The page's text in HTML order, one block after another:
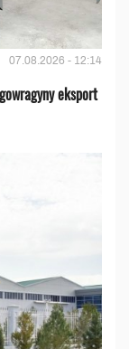
07.08.2026 - 12:14
eksport